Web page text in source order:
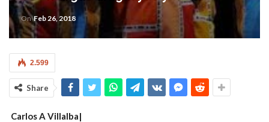
OnFeb 26, 2018
2.599
Share
Carlos A Villalba|